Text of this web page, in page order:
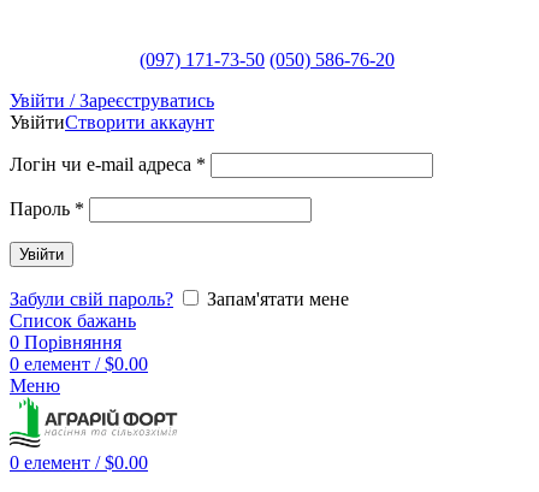
(097) 171-73-50 (050) 586-76-20
Увійти / Зареєструватись
УвійтиСтворити аккаунт
Логін чи e-mail адреса *
Пароль *
Увійти
Забули свій пароль?
Запам'ятати мене
Список бажань
0 Порівняння
0 елемент / $0.00
Меню
0 елемент / $0.00